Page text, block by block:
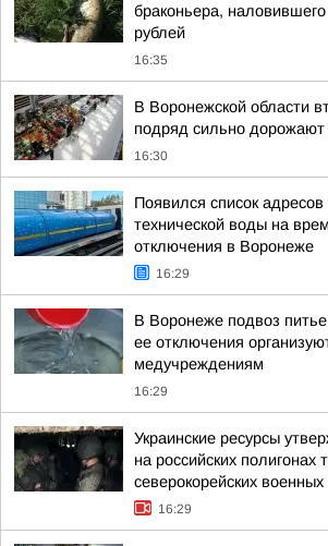
браконьера,
рублей
16:35
В Воронежской области
подряд сильно дорожают
16:30
Появился список адресов
технической воды на
отключения в Воронеже
16:29
В Воронеже подвоз
ее отключения
медучреждениям
16:29
Украинские ресурсы
на российских полигонах
северокорейских военных
16:29